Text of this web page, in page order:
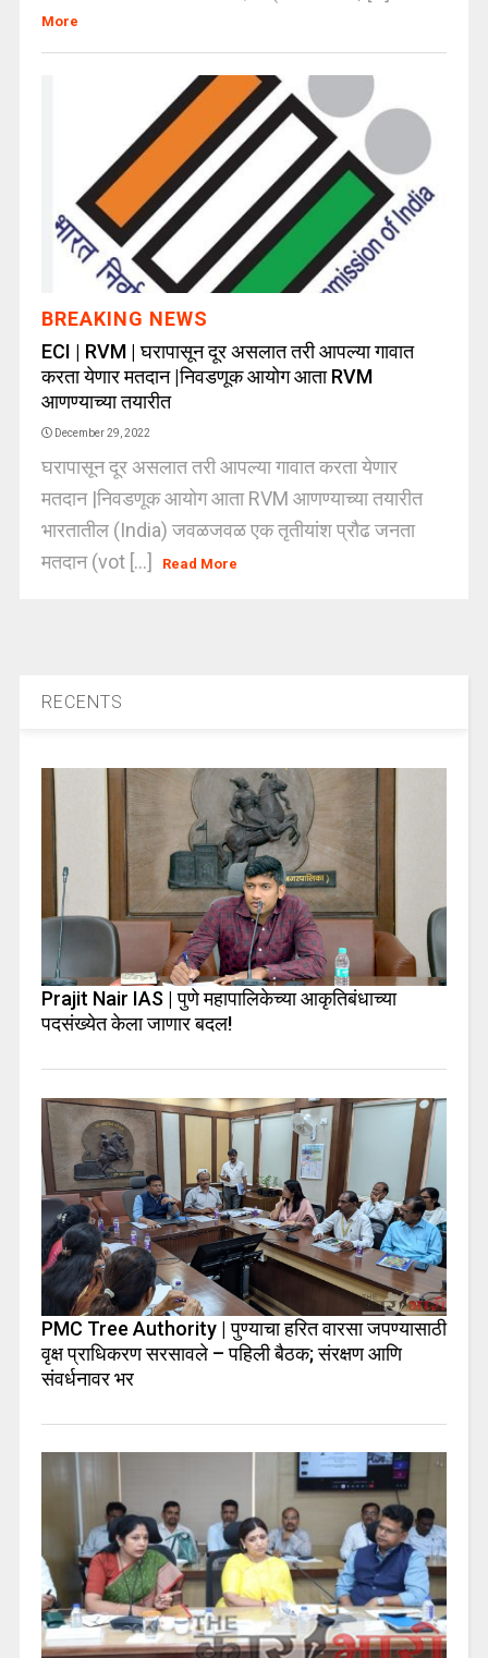
More
BREAKING NEWS
ECI | RVM | घरापासून दूर असलात तरी आपल्या गावात
करता येणार मतदान |निवडणूक आयोग आता RVM
आणण्याच्या तयारीत
December 29, 2022
घरापासून दूर असलात तरी आपल्या गावात करता येणार
मतदान |निवडणूक आयोग आता RVM आणण्याच्या तयारीत
भारतातील (India) जवळजवळ एक तृतीयांश प्रौढ जनता
मतदान (vot [...]
Read More
RECENTS
Prajit Nair IAS | पुणे महापालिकेच्या आकृतिबंधाच्या
पदसंख्येत केला जाणार बदल!
PMC Tree Authority | पुण्याचा हरित वारसा जपण्यासाठी
वृक्ष प्राधिकरण सरसावले – पहिली बैठक; संरक्षण आणि
संवर्धनावर भर